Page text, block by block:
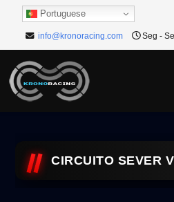
Portuguese
info@kronoracing.com Seg -
CIRCUITO SEVER